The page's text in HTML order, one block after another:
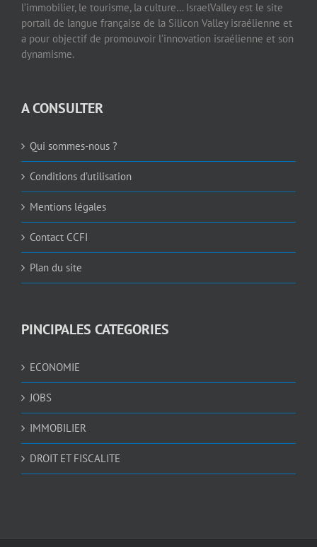
l’immobilier, le tourisme, la culture… IsraelValley est le site
portail de langue française de la Silicon Valley israélienne et
a pour objectif de promouvoir l’innovation israélienne et son
dynamisme.
A CONSULTER
Qui sommes-nous ?
Conditions d’utilisation
Mentions légales
Contact CCFI
Plan du site
PINCIPALES CATEGORIES
ECONOMIE
JOBS
IMMOBILIER
DROIT ET FISCALITE